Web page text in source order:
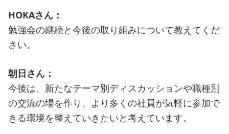
HOKAさん：
勉強会の継続と今後の取り組みについて教えてくだ
さい。
朝日さん：
今後は、新たなテーマ別ディスカッションや職種別
の交流の場を作り、より多くの社員が気軽に参加で
きる環境を整えていきたいと考えています。